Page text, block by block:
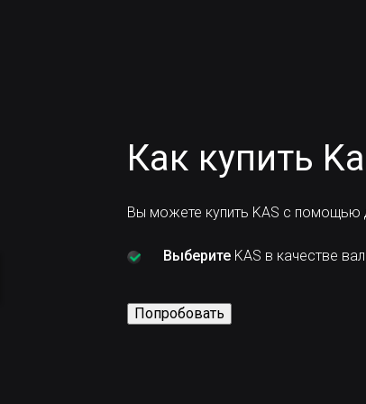
Как купить
Вы можете купить KAS с помощью
ВыберитеKAS в качестве
Попробовать